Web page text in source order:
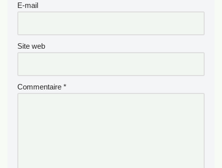
E-mail
Site web
Commentaire *